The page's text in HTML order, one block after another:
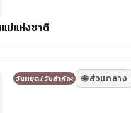
ม่แห่งชาติ
วันหยุด / วันสำคัญ 🌐 ส่วนกลาง